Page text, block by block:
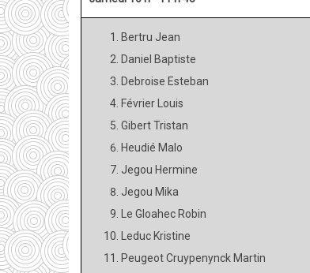
Bertru Jean
Daniel Baptiste
Debroise Esteban
Février Louis
Gibert Tristan
Heudié Malo
Jegou Hermine
Jegou Mika
Le Gloahec Robin
Leduc Kristine
Peugeot Cruypenynck Martin